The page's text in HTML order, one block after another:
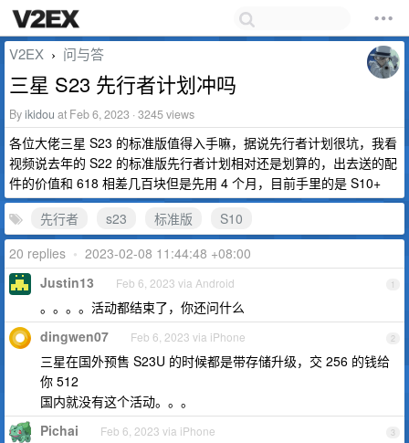
V2EX › 问与答
三星 S23 先行者计划冲吗
Byikidou at Feb 6, 2023 · 3245 views
各位大佬三星 S23 的标准版值得入手嘛，据说先行者计划很坑，我看
视频说去年的 S22 的标准版先行者计划相对还是划算的，出去送的配
件的价值和 618 相差几百块但是先用 4 个月，目前手里的是 S10+
先行者
s23 标准版
S10
20 replies • 2023-02-08 11:44:48 +08:00
1
Justin13 Feb 6, 2023 via Android
。。。。活动都结束了，你还问什么
2
dingwen07 Feb 6, 2023 via iPhone
三星在国外预售 S23U 的时候都是带存储升级，交 256 的钱给
你 512
国内就没有这个活动。。。
3
Pichai Feb 6, 2023 via iPhone